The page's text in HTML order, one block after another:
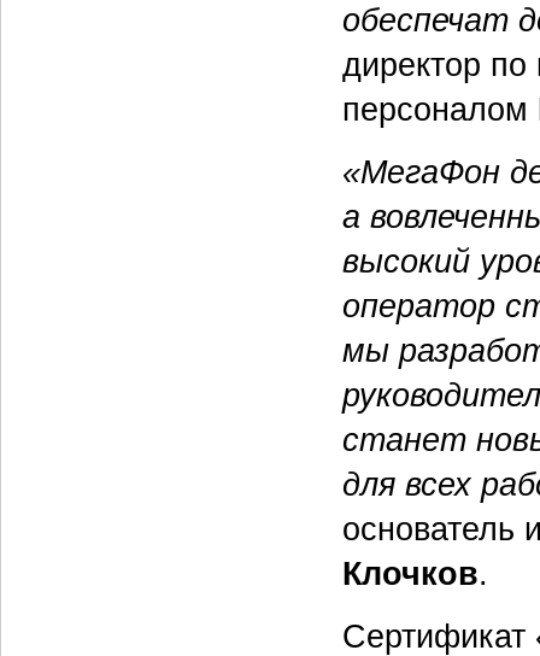
обеспечат
директор
персоналом
«МегаФон
а
высокий
оператор
мы
станет
для всех
основатель
Клочков.
Сертификат